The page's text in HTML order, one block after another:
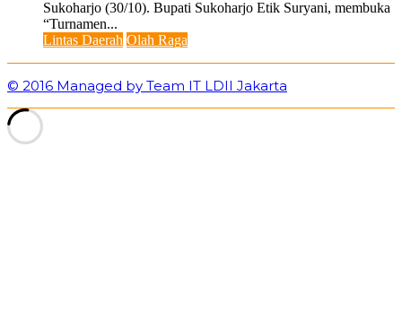
Sukoharjo (30/10). Bupati Sukoharjo Etik Suryani, membuka
“Turnamen...
Lintas Daerah Olah Raga
© 2016 Managed by Team IT LDII Jakarta